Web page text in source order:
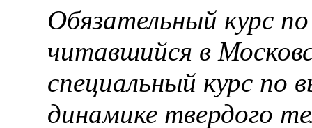
Обязательный курс
читавшийся в
специальный курс по
динамике твердого